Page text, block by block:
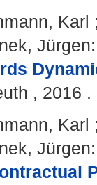
Karl
Jürgen:
, 2016 .
Karl
Jürgen: